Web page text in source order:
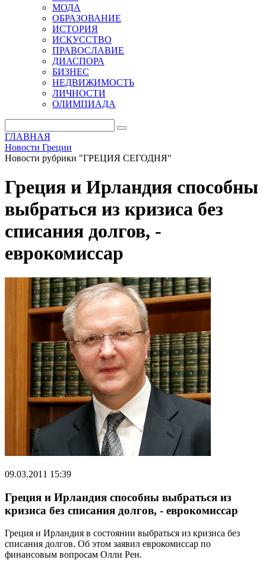
МОДА
ОБРАЗОВАНИЕ
ИСТОРИЯ
ИСКУССТВО
ПРАВОСЛАВИЕ
ДИАСПОРА
БИЗНЕС
НЕДВИЖИМОСТЬ
ЛИЧНОСТИ
ОЛИМПИАДА
ГЛАВНАЯ
Новости Греции
Новости рубрики "ГРЕЦИЯ СЕГОДНЯ"
Греция и Ирландия способны
выбраться из кризиса без
списания долгов, -
еврокомиссар
09.03.2011 15:39
Греция и Ирландия способны выбраться из
кризиса без списания долгов, - еврокомиссар
Греция и Ирландия в состоянии выбраться из кризиса без
списания долгов. Об этом заявил еврокомиссар по
финансовым вопросам Олли Рен.